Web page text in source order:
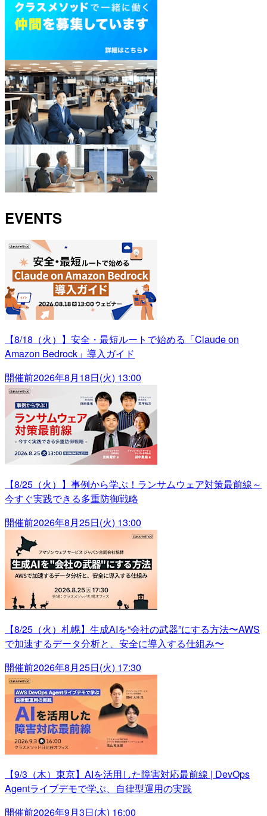
EVENTS
【8/18（火）】安全・最短ルートで始める「Claude on
Amazon Bedrock」導入ガイド
開催前2026年8月18日(火) 13:00
【8/25（火）】事例から学ぶ！ランサムウェア対策最前線～
今すぐ実践できる多重防御戦略
開催前2026年8月25日(火) 13:00
【8/25（火）札幌】生成AIを“会社の武器”にする方法〜AWS
で加速するデータ分析と、安全に導入する仕組み〜
開催前2026年8月25日(火) 17:30
【9/3（木）東京】AIを活用した障害対応最前線 | DevOps
Agentライブデモで学ぶ、自律型運用の実践
開催前2026年9月3日(木) 16:00